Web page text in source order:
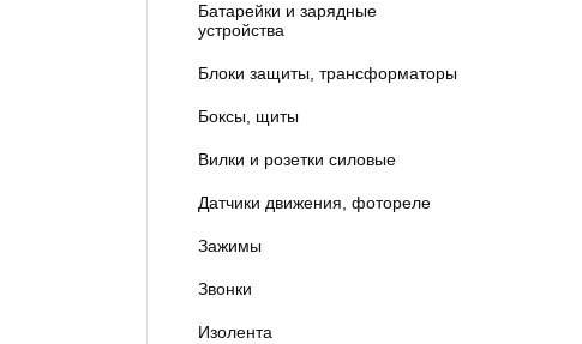
Батарейки и зарядные
устройства
Блоки защиты, трансформаторы
Боксы, щиты
Вилки и розетки силовые
Датчики движения, фотореле
Зажимы
Звонки
Изолента